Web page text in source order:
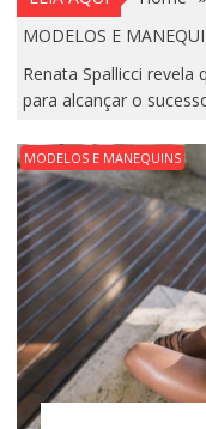
MODELOS E
Renata Spallicci
para alcançar o
MODELOS E MANEQUINS